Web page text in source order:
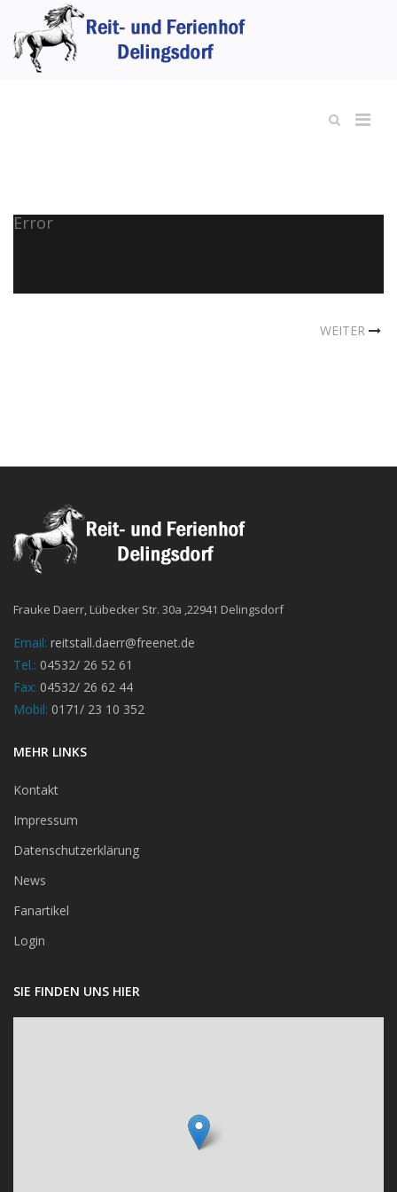
Error
WEITER
Frauke Daerr, Lübecker Str. 30a ,22941 Delingsdorf
Email: reitstall.daerr@freenet.de
Tel.: 04532/ 26 52 61
Fax: 04532/ 26 62 44
Mobil: 0171/ 23 10 352
MEHR LINKS
Kontakt
Impressum
Datenschutzerklärung
News
Fanartikel
Login
SIE FINDEN UNS HIER